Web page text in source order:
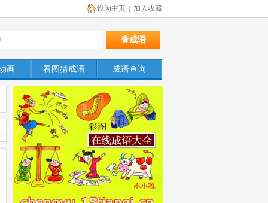
加入收藏
设为主页
画 看图猜成语 成语查询